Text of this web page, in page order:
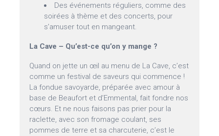
Des événements réguliers, comme des
soirées à thème et des concerts, pour
s’amuser tout en mangeant.
La Cave – Qu’est-ce qu’on y mange ?
Quand on jette un œil au menu de La Cave, c’est
comme un festival de saveurs qui commence !
La fondue savoyarde, préparée avec amour à
base de Beaufort et d’Emmental, fait fondre nos
cœurs. Et ne nous faisons pas prier pour la
raclette, avec son fromage coulant, ses
pommes de terre et sa charcuterie, c’est le